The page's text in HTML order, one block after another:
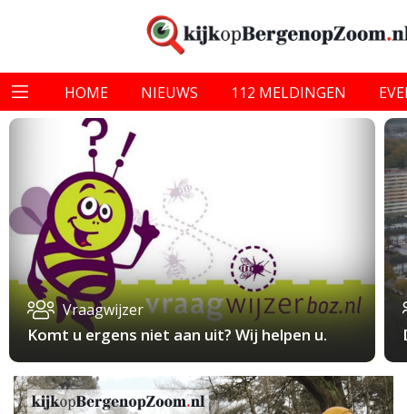
HOME NIEUWS 112 MELDINGEN
Vraagwijzer
Komt u ergens niet aan uit? Wij helpen u.